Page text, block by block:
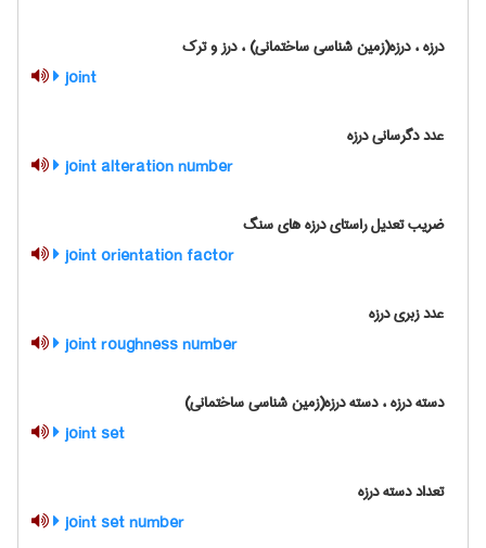
درزه ، درزه(زمین شناسی ساختمانی) ، درز و ترک
joint
عدد دگرسانی درزه
joint alteration number
ضریب تعدیل راستای درزه های سنگ
joint orientation factor
عدد زبری درزه
joint roughness number
دسته درزه ، دسته درزه(زمین شناسی ساختمانی)
joint set
تعداد دسته درزه
joint set number